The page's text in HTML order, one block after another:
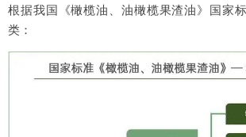
根据我国《橄榄油、油橄榄果渣油》国家
类：